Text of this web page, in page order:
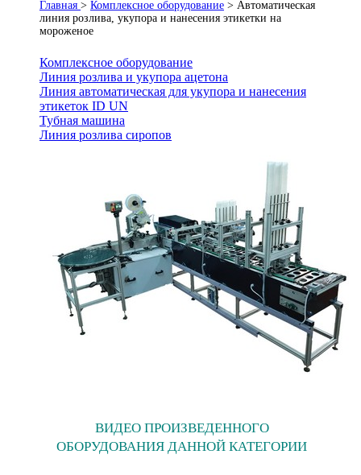
Главная > Комплексное оборудование > Автоматическая
линия розлива, укупора и нанесения этикетки на
мороженое
Комплексное оборудование
Линия розлива и укупора ацетона
Линия автоматическая для укупора и нанесения
этикеток ID UN
Тубная машина
Линия розлива сиропов
ВИДЕО ПРОИЗВЕДЕННОГО
ОБОРУДОВАНИЯ ДАННОЙ КАТЕГОРИИ